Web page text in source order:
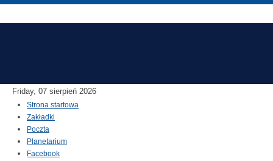
Friday, 07 sierpień 2026
Strona startowa
Zakładki
Poczta
Planetarium
Facebook